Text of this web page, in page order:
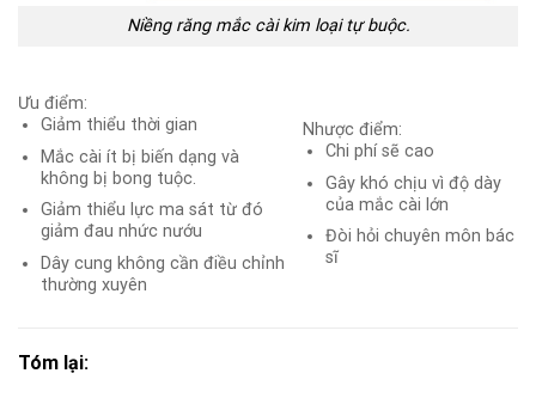
Niềng răng mắc cài kim loại tự buộc.
Ưu điểm:
Giảm thiểu thời gian
Mắc cài ít bị biến dạng và
không bị bong tuộc.
Giảm thiểu lực ma sát từ đó
giảm đau nhức nướu
Dây cung không cần điều chỉnh
thường xuyên
Nhược điểm:
Chi phí sẽ cao
Gây khó chịu vì độ dày
của mắc cài lớn
Đòi hỏi chuyên môn bác
sĩ
Tóm lại: